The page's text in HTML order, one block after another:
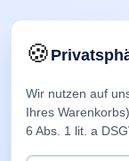
🍪
Wir nutzen auf
Ihres
6 Abs. 1 lit. a